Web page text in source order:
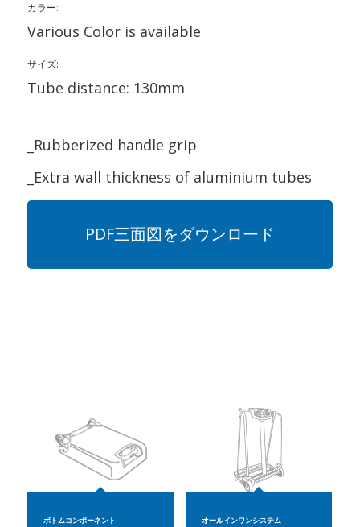
カラー:
Various Color is available
サイズ:
Tube distance: 130mm
_Rubberized handle grip
_Extra wall thickness of aluminium tubes
PDF三面図をダウンロード
ボトムコンポーネント オールインワンシステム